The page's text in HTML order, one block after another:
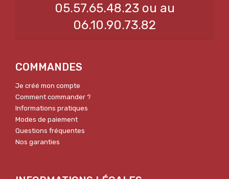
05.57.65.48.23 ou au
06.10.90.73.82
COMMANDES
Je créé mon compte
Comment commander ?
Informations pratiques
Modes de paiement
Questions fréquentes
Nos garanties